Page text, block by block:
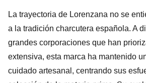
La trayectoria de Lorenzana no se
a la tradición charcutera española. A
grandes corporaciones que han
extensiva, esta marca ha mantenido
cuidado artesanal, centrando sus